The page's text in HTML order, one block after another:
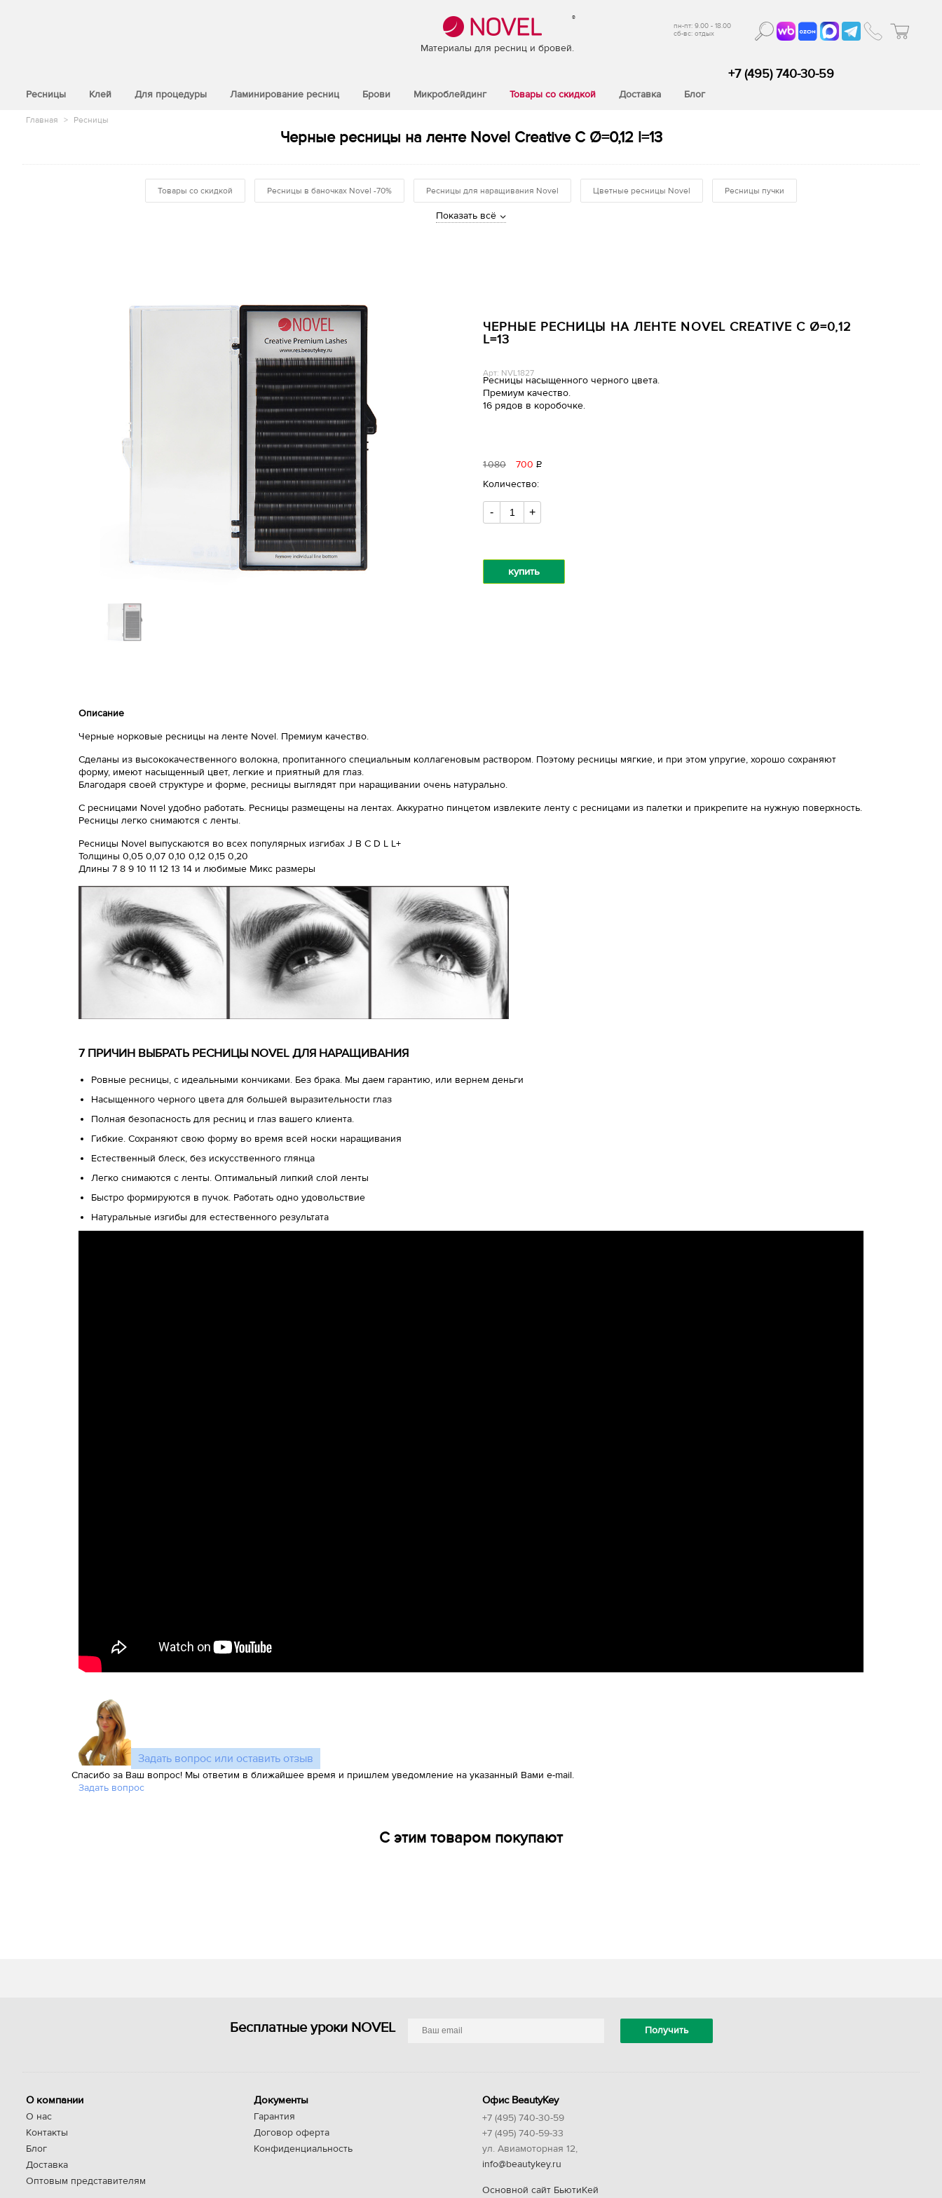
®
Материалы для ресниц и бровей.
пн-пт: 9.00 - 18.00
сб-вс: отдых
Ресницы Клей Для процедуры Ламинирование ресниц Брови Микроблейдинг Товары со скидкой Доставка Блог
+7 (495) 740-30-59
Главная > Ресницы
Черные ресницы на ленте Novel Creative C Ø=0,12 l=13
Товары со скидкой Ресницы в баночках Novel -70% Ресницы для наращивания Novel Цветные ресницы Novel Ресницы пучки
Показать всё
ЧЕРНЫЕ РЕСНИЦЫ НА ЛЕНТЕ NOVEL CREATIVE C Ø=0,12
L=13
Арт: NVL1827
Ресницы насыщенного черного цвета.
Премиум качество.
16 рядов в коробочке.
1080 700 Р
Количество:
- +
купить
Описание
Черные норковые ресницы на ленте Novel. Премиум качество.
Сделаны из высококачественного волокна, пропитанного специальным коллагеновым раствором. Поэтому ресницы мягкие, и при этом упругие, хорошо сохраняют
форму, имеют насыщенный цвет, легкие и приятный для глаз.
Благодаря своей структуре и форме, ресницы выглядят при наращивании очень натурально.
С ресницами Novel удобно работать. Ресницы размещены на лентах. Аккуратно пинцетом извлеките ленту с ресницами из палетки и прикрепите на нужную поверхность.
Ресницы легко снимаются с ленты.
Ресницы Novel выпускаются во всех популярных изгибах J B C D L L+
Толщины 0,05 0,07 0,10 0,12 0,15 0,20
Длины 7 8 9 10 11 12 13 14 и любимые Микс размеры
7 ПРИЧИН ВЫБРАТЬ РЕСНИЦЫ NOVEL ДЛЯ НАРАЩИВАНИЯ
Ровные ресницы, с идеальными кончиками. Без брака. Мы даем гарантию, или вернем деньги
Насыщенного черного цвета для большей выразительности глаз
Полная безопасность для ресниц и глаз вашего клиента.
Гибкие. Сохраняют свою форму во время всей носки наращивания
Естественный блеск, без искусственного глянца
Легко снимаются с ленты. Оптимальный липкий слой ленты
Быстро формируются в пучок. Работать одно удовольствие
Натуральные изгибы для естественного результата
Задать вопрос или оставить отзыв
Спасибо за Ваш вопрос! Мы ответим в ближайшее время и пришлем уведомление на указанный Вами e-mail.
Задать вопрос
С этим товаром покупают
Бесплатные уроки NOVEL
О компании
О нас
Контакты
Блог
Доставка
Оптовым представителям
Документы
Гарантия
Договор оферта
Конфиденциальность
Офис BeautyKey
+7 (495) 740-30-59
+7 (495) 740-59-33
ул. Авиамоторная 12,
info@beautykey.ru
Основной сайт БьютиКей